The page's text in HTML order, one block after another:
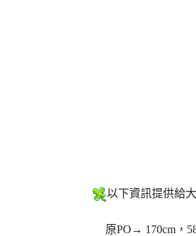
以下資訊提供給
原PO→ 170cm，